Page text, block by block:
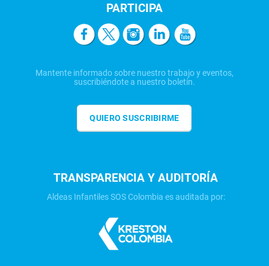
PARTICIPA
Mantente informado sobre nuestro trabajo y eventos,
suscribiéndote a nuestro boletín.
QUIERO SUSCRIBIRME
TRANSPARENCIA Y AUDITORÍA
Aldeas Infantiles SOS Colombia es auditada por: